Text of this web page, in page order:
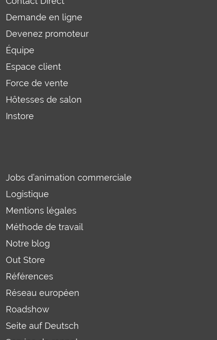
Demande en ligne
Devenez promoteur
Équipe
Espace client
Force de vente
Hôtesses de salon
Instore
Jobs d’animation commerciale
Logistique
Mentions légales
Méthode de travail
Notre blog
Out Store
Références
Réseau européen
Roadshow
Seite auf Deutsch